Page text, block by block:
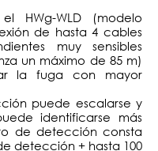
HWg-WLD (modelo
de hasta 4 cables
muy sensibles
un máximo de 85 m)
la fuga con mayor
puede escalarse y
identificarse más
de detección consta
detección + hasta 100